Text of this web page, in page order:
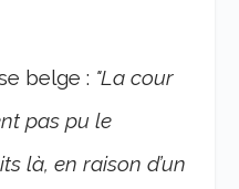
belge : "La cour
pas pu le
là, en raison d’un